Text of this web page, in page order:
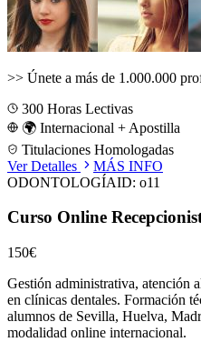
>> Únete a más de 1.000.000
300 Horas Lectivas
🌍 Internacional + Apostilla
Titulaciones Homologadas
Ver Detalles
MÁS INFO
ODONTOLOGÍAID: o11
Curso Online
150€
Gestión administrativa, atención
en clínicas dentales. Formación
alumnos de Sevilla, Huelva,
modalidad online internacional.